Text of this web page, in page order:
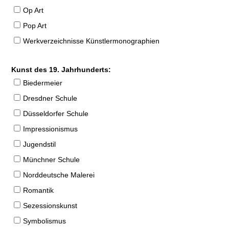
Op Art
Pop Art
Werkverzeichnisse Künstlermonographien
Kunst des 19. Jahrhunderts:
Biedermeier
Dresdner Schule
Düsseldorfer Schule
Impressionismus
Jugendstil
Münchner Schule
Norddeutsche Malerei
Romantik
Sezessionskunst
Symbolismus